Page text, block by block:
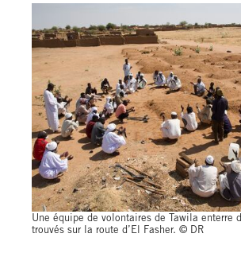
Une équipe de volontaires de Tawila enterre
trouvés sur la route d’El Fasher. © DR